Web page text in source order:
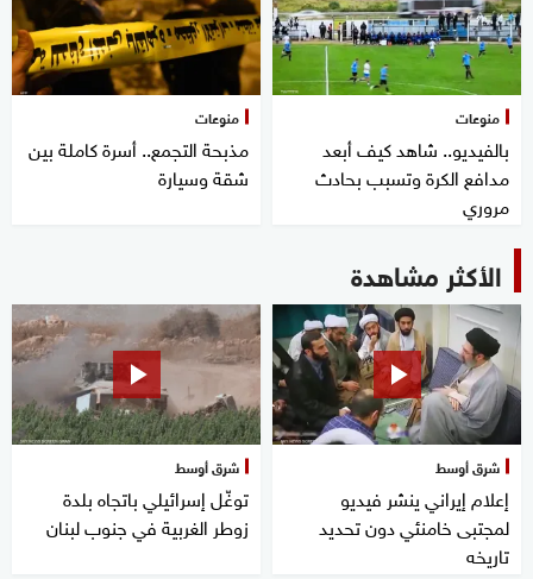
منوعات
بالفيديو.. شاهد كيف أبعد
مدافع الكرة وتسبب بحادث
مروري
منوعات
مذبحة التجمع.. أسرة كاملة بين
شقة وسيارة
الأكثر مشاهدة
شرق أوسط
إعلام إيراني ينشر فيديو
لمجتبى خامنئي دون تحديد
تاريخه
شرق أوسط
توغّل إسرائيلي باتجاه بلدة
زوطر الغربية في جنوب لبنان